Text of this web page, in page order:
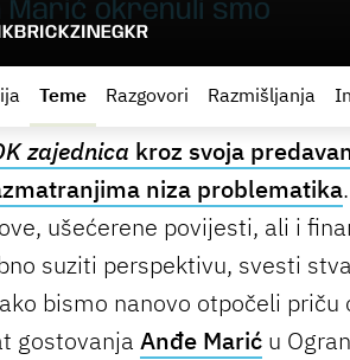
BRICKZINEGKR
Teme Razgovori Razmišljanja
Marić okrenuli smo
zajednica kroz svoja
niza problematika
ušećerene povijesti, ali i
suziti perspektivu, svesti
bismo nanovo otpočeli priču
gostovanja Anđe Marić u